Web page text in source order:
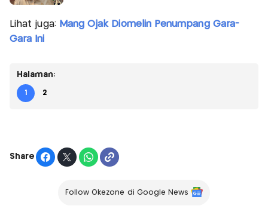
Lihat juga: Mang Ojak Diomelin Penumpang Gara-
Gara Ini
Halaman:
1 2
Share
Follow Okezone di Google News